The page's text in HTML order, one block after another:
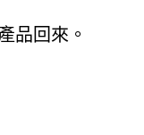
品回來。